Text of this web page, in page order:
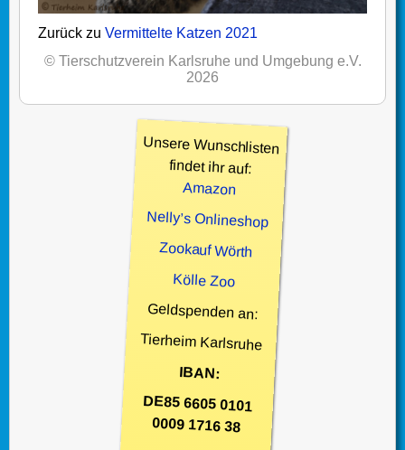
Zurück zu Vermittelte Katzen 2021
© Tierschutzverein Karlsruhe und Umgebung e.V.
2026
Unsere Wunschlisten
findet ihr auf:
Amazon
Nelly’s Onlineshop
Zookauf Wörth
Kölle Zoo
Geldspenden an:
Tierheim Karlsruhe
IBAN:
DE85 6605 0101
0009 1716 38